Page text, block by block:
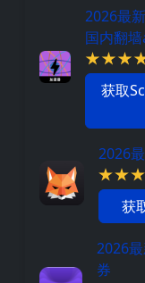
2026最
国内翻
获取
2026
获
2026
券